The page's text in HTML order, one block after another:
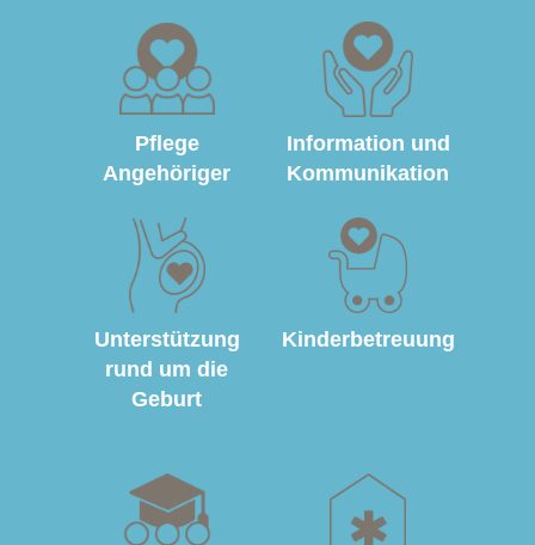
Pflege
Angehöriger
Information und
Kommunikation
Unterstützung
rund um die
Geburt
Kinderbetreuung